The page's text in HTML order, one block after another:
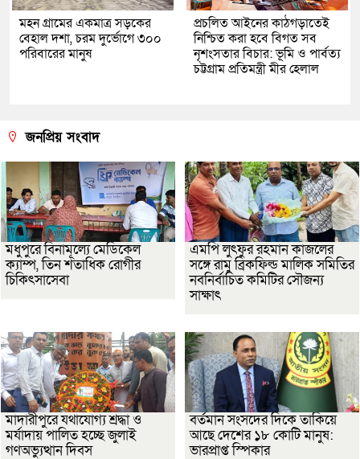
মহন গ্রামের একমাত্র সড়কের
বেহাল দশা, চরম দুর্ভোগে ৩০০
পরিবারের মানুষ
প্রচলিত আইনের কাঠগড়াতেই
নিশ্চিত করা হবে বিগত সব
নৃশংসতার বিচার: ভূমি ও পার্বত্য
চট্টগ্রাম প্রতিমন্ত্রী মীর হেলাল
জনপ্রিয় সংবাদ
মধুপুরে বিনামূল্যে মেডিকেল
ক্যাম্প, তিন শতাধিক রোগীর
চিকিৎসাসেবা
এমপি লুৎফুর রহমান কাজলের
সঙ্গে রামু ব্রিকফিল্ড মালিক সমিতির
নবনির্বাচিত কমিটির সৌজন্য
সাক্ষাৎ
মাদারীপুরে যথাযোগ্য শ্রদ্ধা ও
মর্যাদায় পালিত হচ্ছে জুলাই
গণঅভ্যুত্থান দিবস
বর্তমান সংসদের দিকে তাকিয়ে
আছে দেশের ১৮ কোটি মানুষ:
ভারপ্রাপ্ত স্পিকার